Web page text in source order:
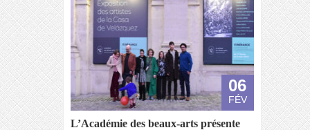
06
FÉV
L’Académie des beaux-arts présente